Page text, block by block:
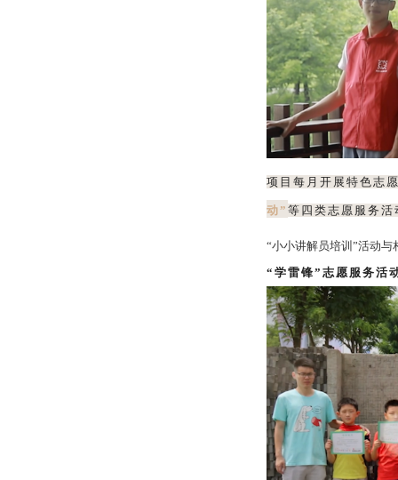
项目每月开展特色志
动” 等四类志愿服务
“小小讲解员培训”活动
“学雷锋”志愿服务活